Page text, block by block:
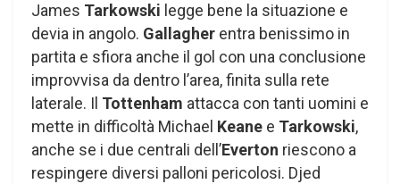
James Tarkowski legge bene la situazione e
devia in angolo. Gallagher entra benissimo in
partita e sfiora anche il gol con una conclusione
improvvisa da dentro l’area, finita sulla rete
laterale. Il Tottenham attacca con tanti uomini e
mette in difficoltà Michael Keane e Tarkowski,
anche se i due centrali dell’Everton riescono a
respingere diversi palloni pericolosi. Djed